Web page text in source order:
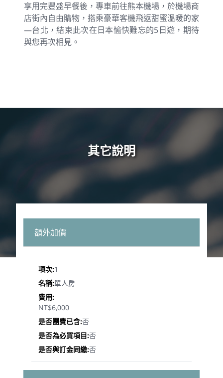
享用完豐盛早餐後，專車前往熊本機場，於機場商
店街內自由購物，搭乘豪華客機飛返甜蜜溫暖的家
—台北，結束此次在日本愉快難忘的5日遊，期待
與您再次相見。
其它說明
額外加價
1
單人房
NT$6,000
否
否
否